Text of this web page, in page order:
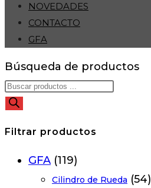
NOVEDADES
CONTACTO
GFA
Búsqueda de productos
Filtrar productos
GFA (119)
Cilindro de Rueda (54)